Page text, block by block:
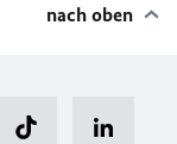
nach oben